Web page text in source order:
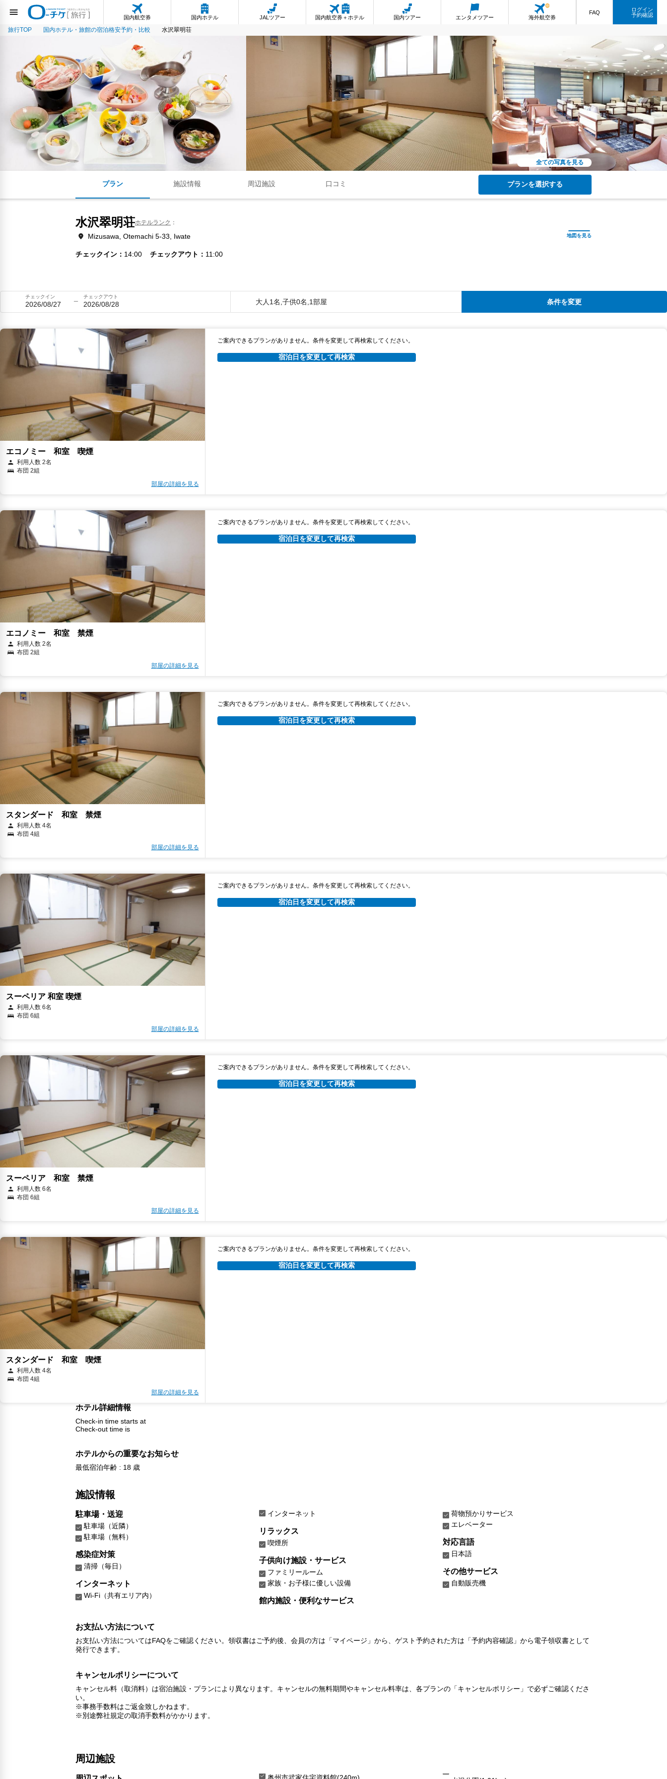
国内航空券 国内ホテル JALツアー 国内航空券＋ホテル 国内ツアー エンタメツアー 海外航空券
FAQ
ログイン
予約確認
旅行TOP 国内ホテル・旅館の宿泊格安予約・比較 水沢翠明荘
全ての写真を見る
プラン 施設情報 周辺施設 口コミ プランを選択する
水沢翠明荘ホテルランク
Mizusawa, Otemachi 5-33, Iwate
チェックイン 14:00 チェックアウト 11:00
チェックイン
2026/08/27
チェックアウト
2026/08/28 大人1名,子供0名,1部屋 条件を変更
エコノミー 和室 喫煙
利用人数 2名
布団 2組
部屋の詳細を見る
ご案内できるプランがありません。条件を変更して再検索してください。
宿泊日を変更して再検索
エコノミー 和室 禁煙
利用人数 2名
布団 2組
部屋の詳細を見る
ご案内できるプランがありません。条件を変更して再検索してください。
宿泊日を変更して再検索
スタンダード 和室 禁煙
利用人数 4名
布団 4組
部屋の詳細を見る
ご案内できるプランがありません。条件を変更して再検索してください。
宿泊日を変更して再検索
スーペリア 和室 喫煙
利用人数 6名
布団 6組
部屋の詳細を見る
ご案内できるプランがありません。条件を変更して再検索してください。
宿泊日を変更して再検索
スーペリア 和室 禁煙
利用人数 6名
布団 6組
部屋の詳細を見る
ご案内できるプランがありません。条件を変更して再検索してください。
宿泊日を変更して再検索
スタンダード 和室 喫煙
利用人数 4名
布団 4組
部屋の詳細を見る
ご案内できるプランがありません。条件を変更して再検索してください。
宿泊日を変更して再検索
ホテル詳細情報
Check-in time starts at
Check-out time is
ホテルからの重要なお知らせ
最低宿泊年齢 : 18 歳
施設情報
駐車場・送迎
駐車場（近隣）
駐車場（無料）
感染症対策
清掃（毎日）
インターネット
Wi-Fi（共有エリア内）
インターネット
リラックス
喫煙所
子供向け施設・サービス
ファミリールーム
家族・お子様に優しい設備
館内施設・便利なサービス
荷物預かりサービス
エレベーター
対応言語
日本語
その他サービス
自動販売機
お支払い方法について
お支払い方法についてはFAQをご確認ください。領収書はご予約後、会員の方は「マイページ」から、ゲスト予約された方は「予約内容確認」から電子領収書として
発行できます。
キャンセルポリシーについて
キャンセル料（取消料）は宿泊施設・プランにより異なります。キャンセルの無料期間やキャンセル料率は、各プランの「キャンセルポリシー」で必ずご確認くださ
い。
※事務手数料はご返金致しかねます。
※別途弊社規定の取消手数料がかかります。
周辺施設